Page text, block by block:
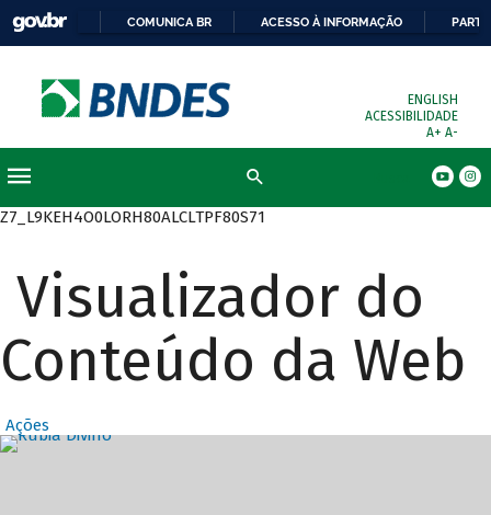
COMUNICA BR ACESSO À INFORMAÇÃO
ENGLISH
ACESSIBILIDADE
A+ A-
Z7_L9KEH4O0LORH80ALCLTPF80S71
Visualizador do
Conteúdo da Web
Ações
Destaques